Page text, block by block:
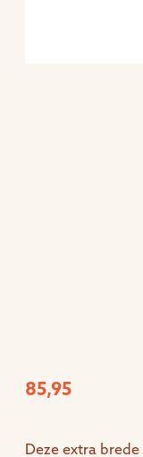
85,95
Deze extra